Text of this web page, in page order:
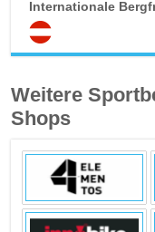
Internationale
Weitere
Shops